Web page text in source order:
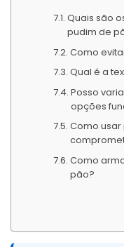
Quais são
pudim de
Como
Qual é a
Posso
opções
Como
Como
pão?